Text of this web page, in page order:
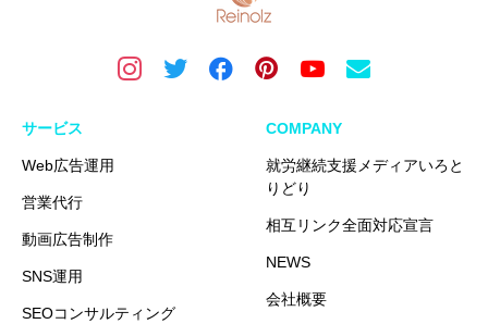
サービス
Web広告運用
営業代行
動画広告制作
SNS運用
SEOコンサルティング
COMPANY
就労継続支援メディアいろと
りどり
相互リンク全面対応宣言
NEWS
会社概要